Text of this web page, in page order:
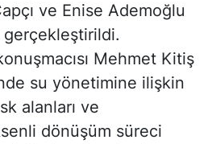
ve Enise Ademoğlu
gerçekleştirildi.
Mehmet Kitiş
su yönetimine ilişkin
alanları ve
dönüşüm süreci